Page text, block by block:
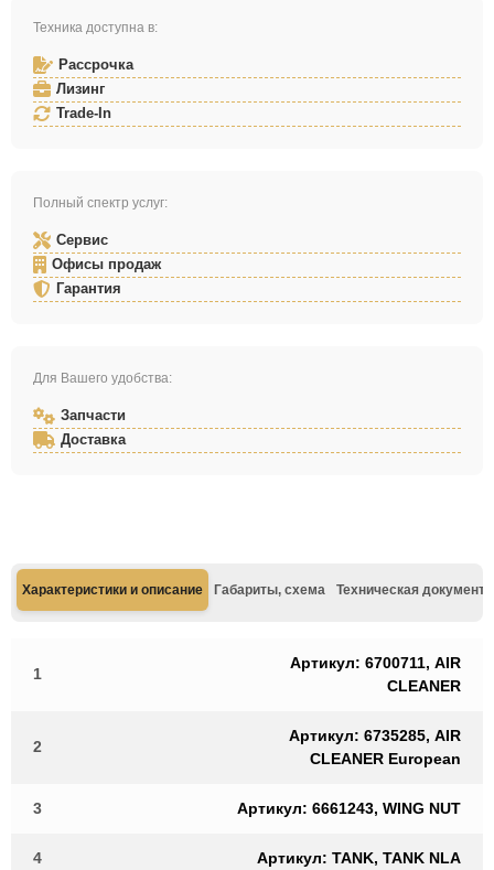
Техника доступна в:
Рассрочка
Лизинг
Trade-In
Полный спектр услуг:
Сервис
Офисы продаж
Гарантия
Для Вашего удобства:
Запчасти
Доставка
Характеристики и описание Габариты, схема Техническая
1
Артикул: 6700711, AIR
CLEANER
2
Артикул: 6735285, AIR
CLEANER European
3 Артикул: 6661243, WING NUT
4 Артикул: TANK, TANK NLA